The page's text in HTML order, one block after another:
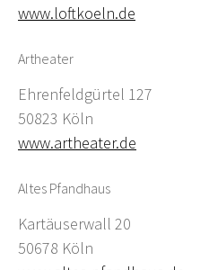
www.loftkoeln.de
Artheater
Ehrenfeldgürtel 127
50823 Köln
www.artheater.de
Altes Pfandhaus
Kartäuserwall 20
50678 Köln